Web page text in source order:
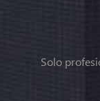
Solo